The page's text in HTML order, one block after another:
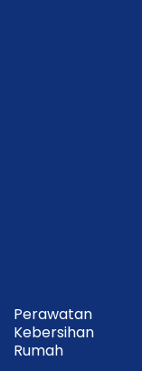
Perawatan
Kebersihan
Rumah